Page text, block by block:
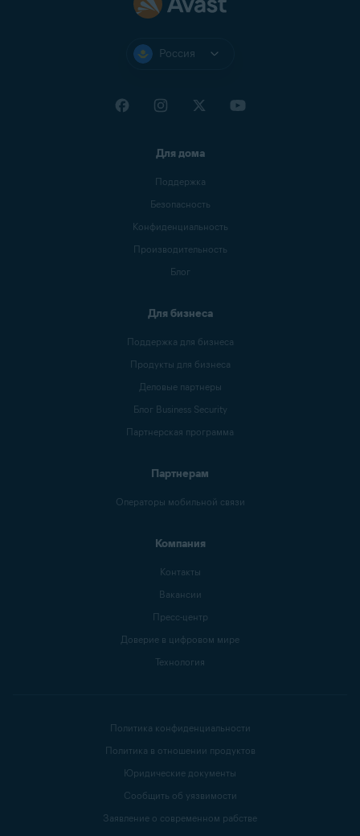
Россия
Для дома
Поддержка
Безопасность
Конфиденциальность
Производительность
Блог
Для бизнеса
Поддержка для бизнеса
Продукты для бизнеса
Деловые партнеры
Блог Business Security
Партнерская программа
Партнерам
Операторы мобильной связи
Компания
Контакты
Вакансии
Пресс-центр
Доверие в цифровом мире
Технология
Политика конфиденциальности
Политика в отношении продуктов
Юридические документы
Сообщить об уязвимости
Заявление о современном рабстве